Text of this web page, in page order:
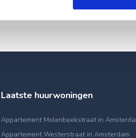
Laatste huurwoningen
Appartement Molenbeekstraat in
Appartement Westerstraat in Amsterdam